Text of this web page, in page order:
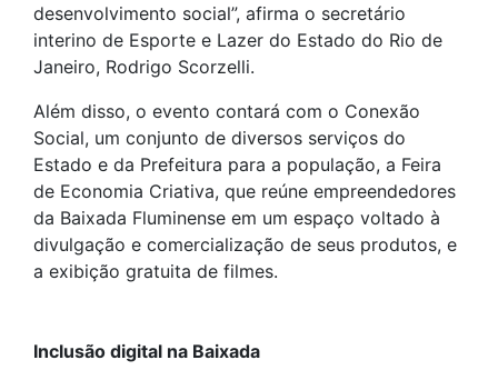
desenvolvimento social”, afirma o secretário
interino de Esporte e Lazer do Estado do Rio de
Janeiro, Rodrigo Scorzelli.
Além disso, o evento contará com o Conexão
Social, um conjunto de diversos serviços do
Estado e da Prefeitura para a população, a Feira
de Economia Criativa, que reúne empreendedores
da Baixada Fluminense em um espaço voltado à
divulgação e comercialização de seus produtos, e
a exibição gratuita de filmes.
Inclusão digital na Baixada